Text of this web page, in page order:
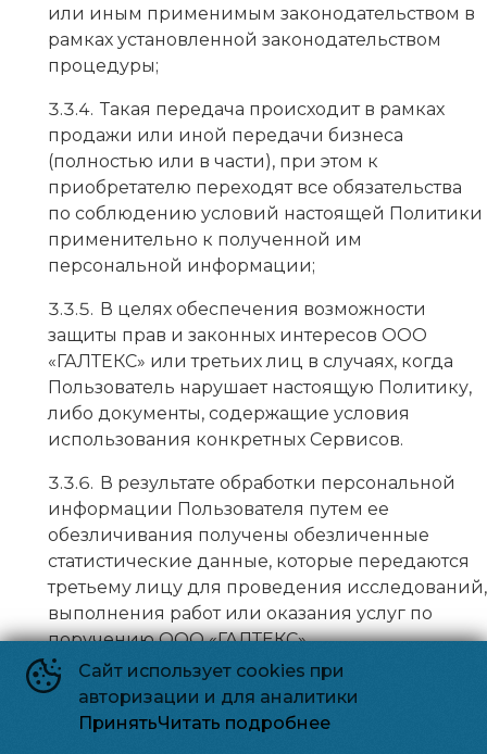
или иным применимым законодательством в
рамках установленной законодательством
процедуры;
Такая передача происходит в рамках
продажи или иной передачи бизнеса
(полностью или в части), при этом к
приобретателю переходят все обязательства
по соблюдению условий настоящей Политики
применительно к полученной им
персональной информации;
В целях обеспечения возможности
защиты прав и законных интересов ООО
«ГАЛТЕКС» или третьих лиц в случаях, когда
Пользователь нарушает настоящую Политику,
либо документы, содержащие условия
использования конкретных Сервисов.
В результате обработки персональной
информации Пользователя путем ее
обезличивания получены обезличенные
статистические данные, которые передаются
третьему лицу для проведения исследований,
выполнения работ или оказания услуг по
поручению ООО «ГАЛТЕКС».
При обработке персональных данных
Пользователей ООО «ГАЛТЕКС» руководствуется
Федеральным законом РФ «О персональных
Сайт использует cookies при
авторизации и для аналитики
ПринятьЧитать подробнее